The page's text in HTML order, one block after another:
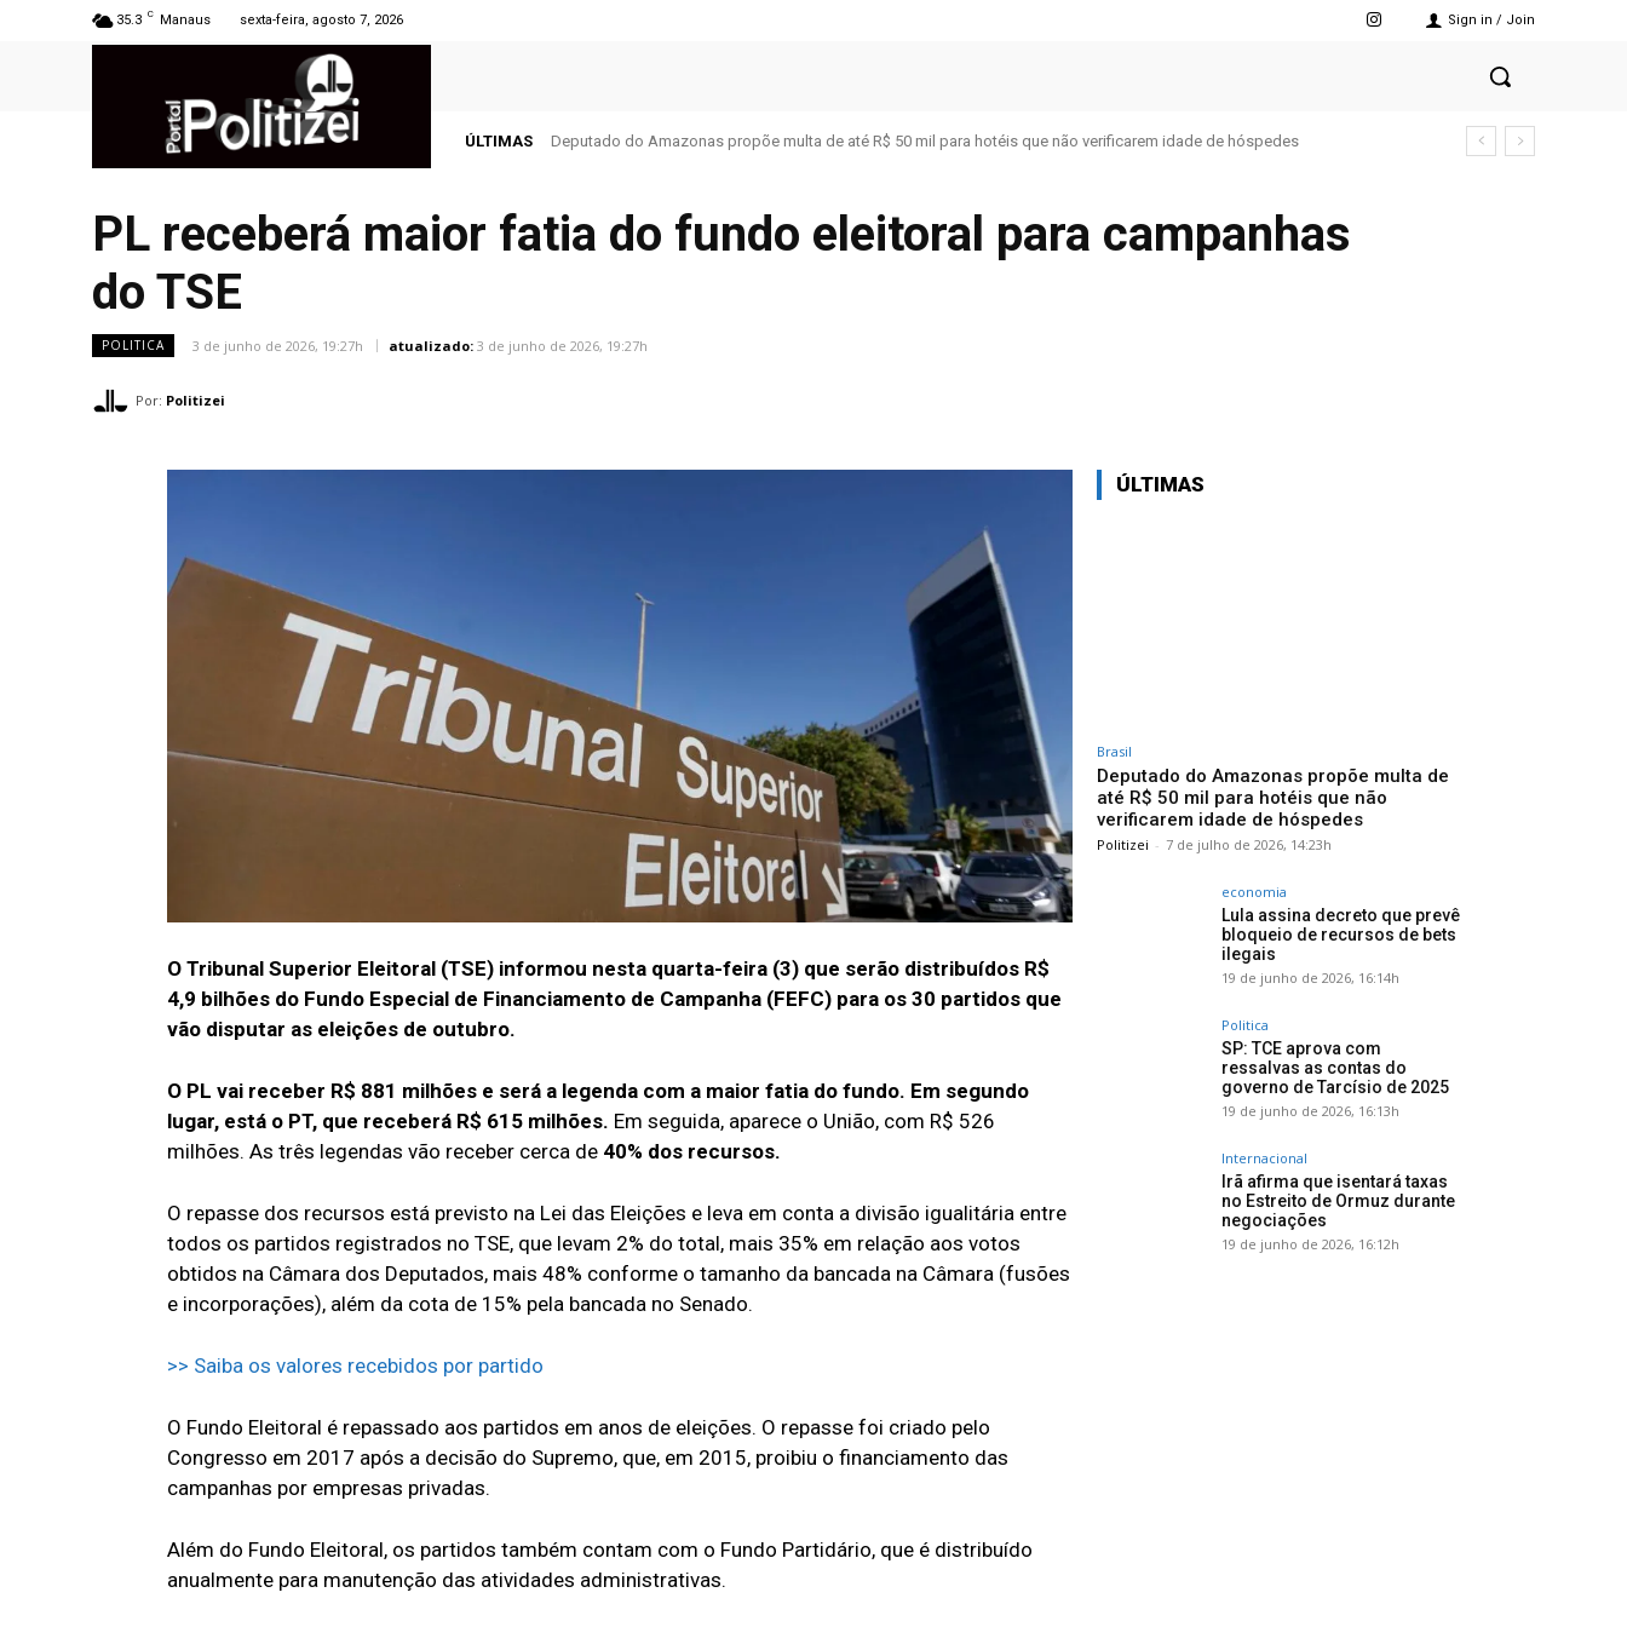
35.3 C Manaus sexta-feira, agosto 7, 2026 Sign in / Join
ÚLTIMAS Deputado do Amazonas propõe multa de até R$ 50 mil para hotéis que não verificarem idade de hóspedes
PL receberá maior fatia do fundo eleitoral para campanhas
do TSE
POLITICA 3 de junho de 2026, 19:27h atualizado: 3 de junho de 2026, 19:27h
Por: Politizei
O Tribunal Superior Eleitoral (TSE) informou nesta quarta-feira (3) que serão distribuídos R$
4,9 bilhões do Fundo Especial de Financiamento de Campanha (FEFC) para os 30 partidos que
vão disputar as eleições de outubro.
O PL vai receber R$ 881 milhões e será a legenda com a maior fatia do fundo. Em segundo
lugar, está o PT, que receberá R$ 615 milhões. Em seguida, aparece o União, com R$ 526
milhões. As três legendas vão receber cerca de 40% dos recursos.
O repasse dos recursos está previsto na Lei das Eleições e leva em conta a divisão igualitária entre
todos os partidos registrados no TSE, que levam 2% do total, mais 35% em relação aos votos
obtidos na Câmara dos Deputados, mais 48% conforme o tamanho da bancada na Câmara (fusões
e incorporações), além da cota de 15% pela bancada no Senado.
>> Saiba os valores recebidos por partido
O Fundo Eleitoral é repassado aos partidos em anos de eleições. O repasse foi criado pelo
Congresso em 2017 após a decisão do Supremo, que, em 2015, proibiu o financiamento das
campanhas por empresas privadas.
Além do Fundo Eleitoral, os partidos também contam com o Fundo Partidário, que é distribuído
anualmente para manutenção das atividades administrativas.
ÚLTIMAS
Brasil
Deputado do Amazonas propõe multa de
até R$ 50 mil para hotéis que não
verificarem idade de hóspedes
Politizei - 7 de julho de 2026, 14:23h
economia
Lula assina decreto que prevê
bloqueio de recursos de bets
ilegais
19 de junho de 2026, 16:14h
Politica
SP: TCE aprova com
ressalvas as contas do
governo de Tarcísio de 2025
19 de junho de 2026, 16:13h
Internacional
Irã afirma que isentará taxas
no Estreito de Ormuz durante
negociações
19 de junho de 2026, 16:12h